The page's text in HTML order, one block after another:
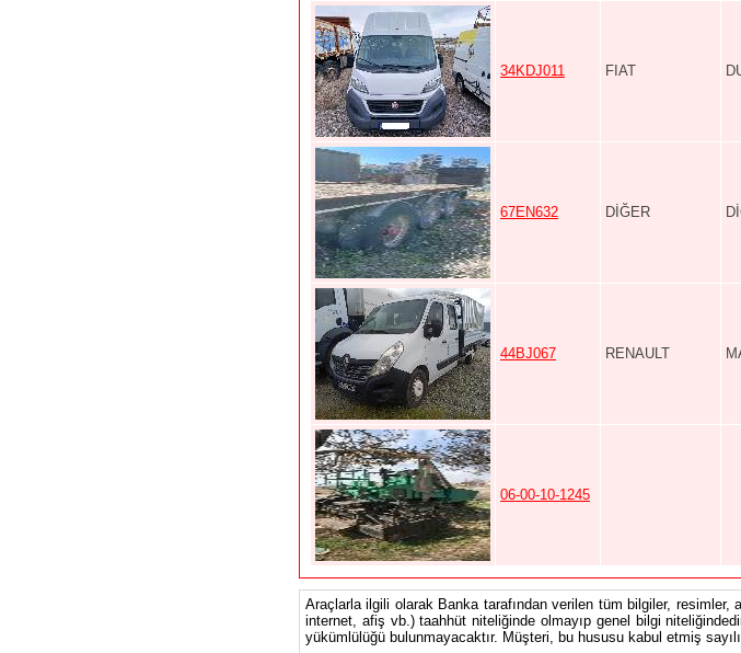
34KDJ011 FIAT
67EN632 DİĞER
44BJ067 RENAULT
06-00-10-1245
Araçlarla ilgili olarak Banka tarafından verilen tüm bilgiler, resimler,
internet, afiş vb.) taahhüt niteliğinde olmayıp genel bilgi
yükümlülüğü bulunmayacaktır. Müşteri, bu hususu kabul etmiş